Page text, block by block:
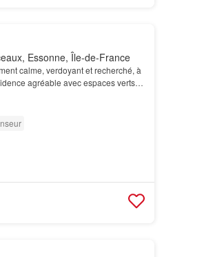
Essonne, Île-de-France
calme, verdoyant et recherché, à
agréable avec espaces verts,
et po…